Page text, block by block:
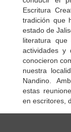
Escritura
tradición que
estado de
literatura
actividades y
conocieron
nuestra
Nandino.
estas
en escritores,